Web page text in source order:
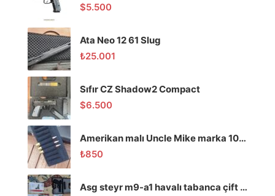
$5.500
Ata Neo 12 61 Slug
₺25.001
Sıfır CZ Shadow2 Compact
$6.500
Amerikan malı Uncle Mike marka 10 lu mermilik
₺850
Asg steyr m9-a1 havalı tabanca çift renk ( Dolu paket!!!)